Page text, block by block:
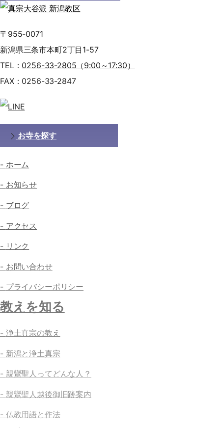
〒955-0071
新潟県三条市本町2丁目1-57
TEL： 0256-33-2805（9:00～17:30）
FAX：0256-33-2847
お寺を探す
ホーム
お知らせ
ブログ
アクセス
リンク
お問い合わせ
プライバシーポリシー
教えを知る
浄土真宗の教え
新潟と浄土真宗
親鸞聖人ってどんな人？
親鸞聖人越後御旧跡案内
仏教用語と作法